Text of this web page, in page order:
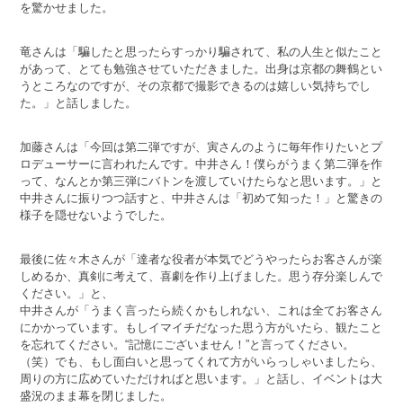
を驚かせました。
竜さんは「騙したと思ったらすっかり騙されて、私の人生と似たこと
があって、とても勉強させていただきました。出身は京都の舞鶴とい
うところなのですが、その京都で撮影できるのは嬉しい気持ちでし
た。」と話しました。
加藤さんは「今回は第二弾ですが、寅さんのように毎年作りたいとプ
ロデューサーに言われたんです。中井さん！僕らがうまく第二弾を作
って、なんとか第三弾にバトンを渡していけたらなと思います。」と
中井さんに振りつつ話すと、中井さんは「初めて知った！」と驚きの
様子を隠せないようでした。
最後に佐々木さんが「達者な役者が本気でどうやったらお客さんが楽
しめるか、真剣に考えて、喜劇を作り上げました。思う存分楽しんで
ください。」と、
中井さんが「うまく言ったら続くかもしれない、これは全てお客さん
にかかっています。もしイマイチだなった思う方がいたら、観たこと
を忘れてください。“記憶にございません！”と言ってください。
（笑）でも、もし面白いと思ってくれて方がいらっしゃいましたら、
周りの方に広めていただければと思います。」と話し、イベントは大
盛況のまま幕を閉じました。